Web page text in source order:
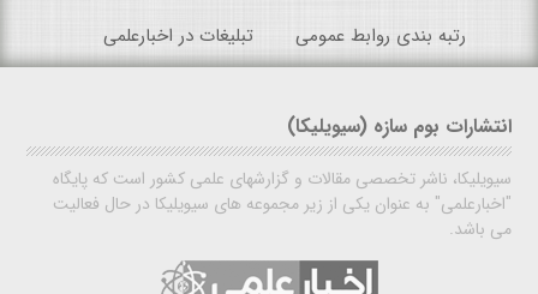
رتبه بندی روابط عمومی تبلیغات در اخبارعلمی
انتشارات بوم سازه (سیویلیکا)
سیویلیکا، ناشر تخصصی مقالات و گزارشهای علمی کشور است که پایگاه
"اخبارعلمی" به عنوان یکی از زیر مجموعه های سیویلیکا در حال فعالیت
می باشد.